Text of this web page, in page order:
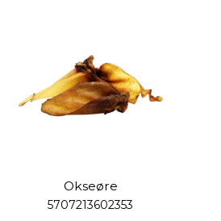
Okseøre
5707213602353